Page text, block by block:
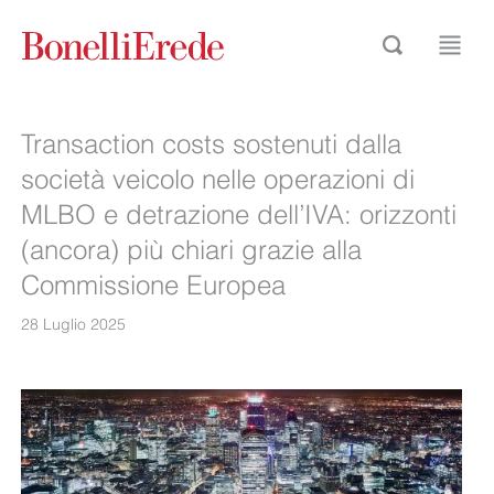
Transaction costs sostenuti dalla
società veicolo nelle operazioni di
MLBO e detrazione dell’IVA: orizzonti
(ancora) più chiari grazie alla
Commissione Europea
28 Luglio 2025